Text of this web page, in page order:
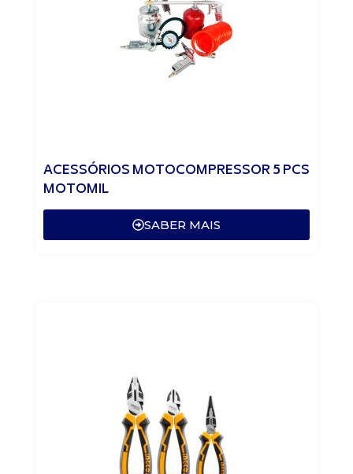
ACESSÓRIOS MOTOCOMPRESSOR 5 PCS
MOTOMIL
SABER MAIS